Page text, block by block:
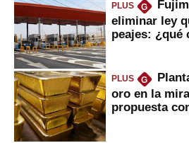
PLUS G
eliminar ley
peajes: ¿qué
PLUS G
oro en la
propuesta